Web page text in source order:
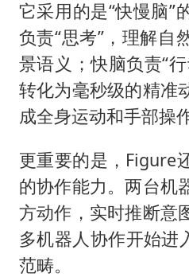
它采用的是“快慢脑”
负责“思考”，理解自
景语义；快脑负责“
转化为毫秒级的精准
成全身运动和手部操作
更重要的是，Figure
的协作能力。两台机
方动作，实时推断意
多机器人协作开始进
范畴。